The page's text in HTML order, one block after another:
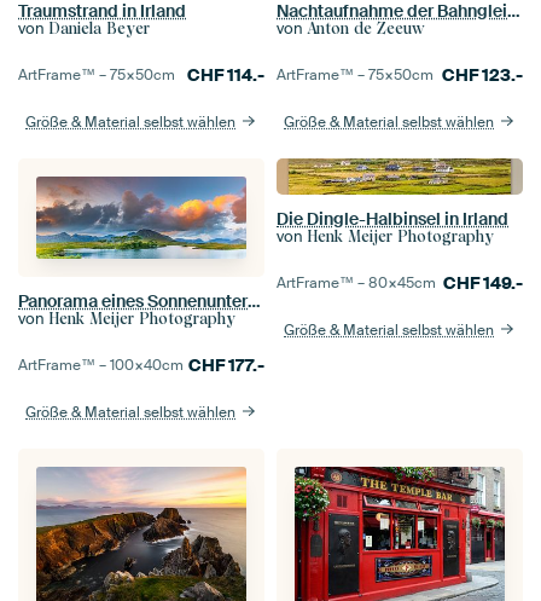
Traumstrand in Irland
von Daniela Beyer
ArtFrame™ –75×50cm CHF114.-
Größe & Material selbst wählen
Nachtaufnahme der Bahngleise, des PSV-Stadions und des Hartje New York-Gebäudes in Eindhoven
von Anton de Zeeuw
ArtFrame™ –75×50cm CHF123.-
Größe & Material selbst wählen
Panorama eines Sonnenuntergangs in der Connemara
von Henk Meijer Photography
ArtFrame™ –100×40cm CHF177.-
Größe & Material selbst wählen
Die Dingle-Halbinsel in Irland
von Henk Meijer Photography
ArtFrame™ –80×45cm CHF149.-
Größe & Material selbst wählen